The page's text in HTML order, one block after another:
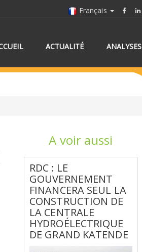
Français
ACTUALITÉ ANALYSES
DES PAYS
A voir aussi
RDC : LE
GOUVERNEMENT
FINANCERA SEUL LA
CONSTRUCTION DE
LA CENTRALE
HYDROÉLECTRIQUE
DE GRAND KATENDE